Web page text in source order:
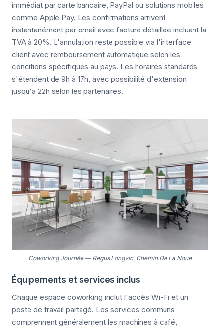
immédiat par carte bancaire, PayPal ou solutions mobiles
comme Apple Pay. Les confirmations arrivent
instantanément par email avec facture détaillée incluant la
TVA à 20%. L'annulation reste possible via l'interface
client avec remboursement automatique selon les
conditions spécifiques au pays. Les horaires standards
s'étendent de 9h à 17h, avec possibilité d'extension
jusqu'à 22h selon les partenaires.
Coworking Journée— Regus Longvic, Chemin De La Noue
Équipements et services inclus
Chaque espace coworking inclut l'accès Wi-Fi et un
poste de travail partagé. Les services communs
comprennent généralement les machines à café,